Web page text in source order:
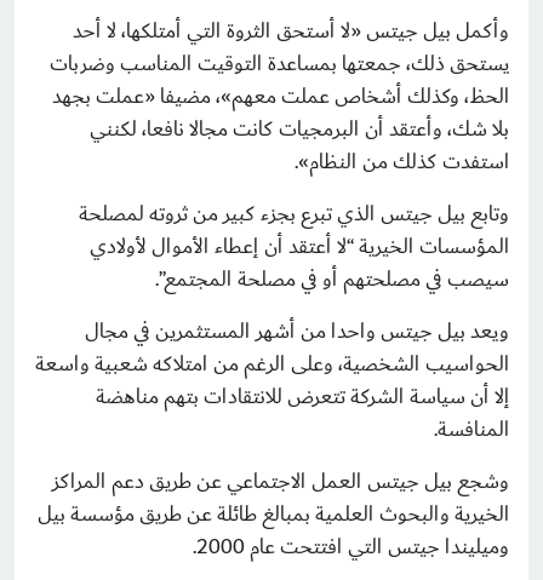
وأكمل بيل جيتس «لا أستحق الثروة التي أمتلكها، لا أحد
يستحق ذلك، جمعتها بمساعدة التوقيت المناسب وضربات
الحظ، وكذلك أشخاص عملت معهم»، مضيفا «عملت بجهد
بلا شك، وأعتقد أن البرمجيات كانت مجالا نافعا، لكنني
استفدت كذلك من النظام».
وتابع بيل جيتس الذي تبرع بجزء كبير من ثروته لمصلحة
المؤسسات الخيرية “لا أعتقد أن إعطاء الأموال لأولادي
سيصب في مصلحتهم أو في مصلحة المجتمع”.
ويعد بيل جيتس واحدا من أشهر المستثمرين في مجال
الحواسيب الشخصية، وعلى الرغم من امتلاكه شعبية واسعة
إلا أن سياسة الشركة تتعرض للانتقادات بتهم مناهضة
المنافسة.
وشجع بيل جيتس العمل الاجتماعي عن طريق دعم المراكز
الخيرية والبحوث العلمية بمبالغ طائلة عن طريق مؤسسة بيل
وميليندا جيتس التي افتتحت عام 2000.